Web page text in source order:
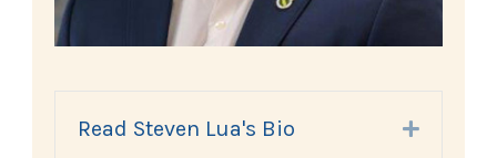
Read Steven Lua's Bio Expand